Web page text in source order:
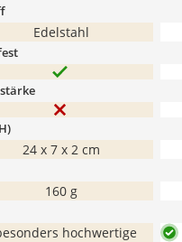
Edelstahl
24 x 7 x 2 cm
160 g
hochwertige